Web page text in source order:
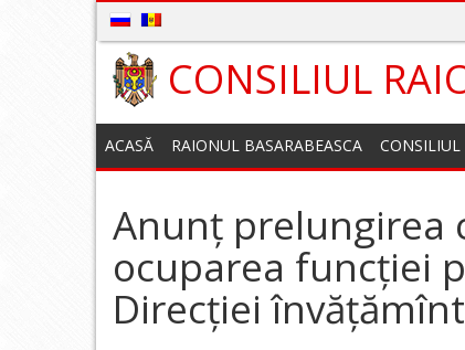
CONSILIUL
ACASĂ RAIONUL BASARABEASCA CONSILIUL
Anunț prelungirea
ocuparea funcției
Direcției